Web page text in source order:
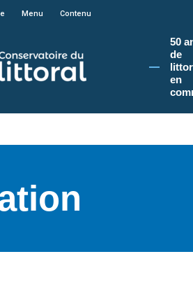
sur le site du Conservatoire du littoral, vous
Menu Contenu
50
de
en